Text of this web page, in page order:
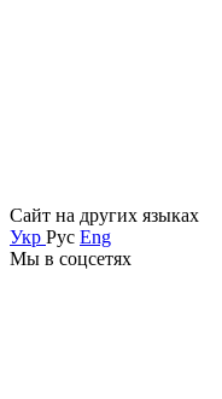
Сайт на других языках
Укр Рус Eng
Мы в соцсетях